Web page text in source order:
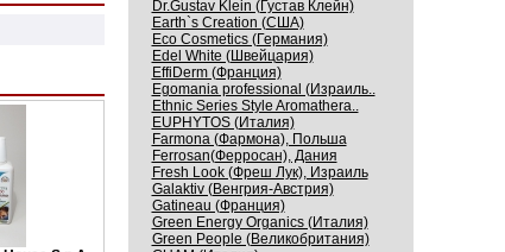
Dr.Gustav Klein (Густав Клейн)
Earth`s Creation (США)
Eco Cosmetics (Германия)
Edel White (Швейцария)
EffiDerm (Франция)
Egomania professional (Израиль..
Ethnic Series Style Aromathera..
EUPHYTOS (Италия)
Farmona (Фармона), Польша
Ferrosan(Ферросан), Дания
Fresh Look (Фреш Лук), Израиль
Galaktiv (Венгрия-Австрия)
Gatineau (Франция)
Green Energy Organics (Италия)
Green People (Великобритания)